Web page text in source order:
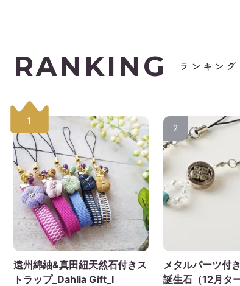
2026年9月
RANKING ランキング
1
遠州綿紬&真田紐天然石付きス
トラップ_Dahlia Gift_I
2
メタルパーツ付
誕生石（12月タ